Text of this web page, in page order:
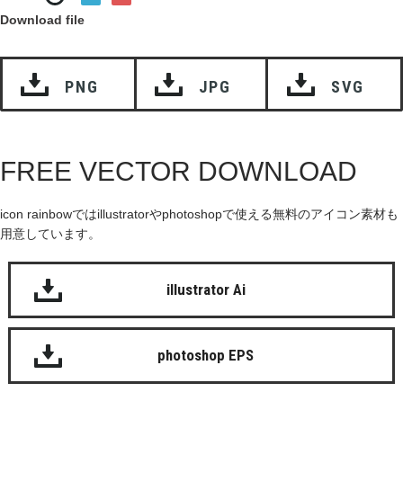
Download file
PNG JPG SVG
FREE VECTOR DOWNLOAD
icon rainbowではillustratorやphotoshopで使える無料のアイコン素材も
用意しています。
illustrator Ai
photoshop EPS